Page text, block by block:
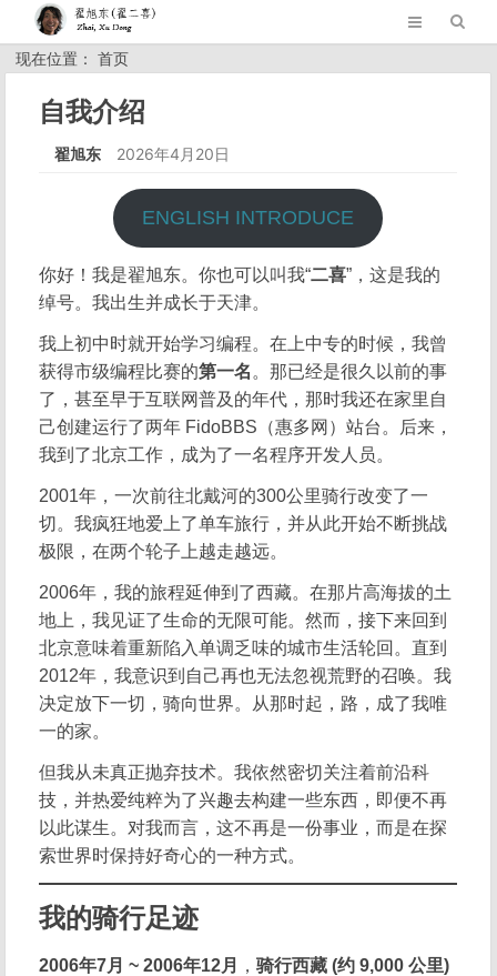
现在位置： 首页
自我介绍
翟旭东 2026年4月20日
ENGLISH INTRODUCE
你好！我是翟旭东。你也可以叫我“二喜”，这是我的
绰号。我出生并成长于天津。
我上初中时就开始学习编程。在上中专的时候，我曾
获得市级编程比赛的第一名 。那已经是很久以前的事
了，甚至早于互联网普及的年代，那时我还在家里自
己创建运行了两年 FidoBBS（惠多网）站台。后来，
我到了北京工作，成为了一名程序开发人员。
2001年，一次前往北戴河的300公里骑行改变了一
切。我疯狂地爱上了单车旅行，并从此开始不断挑战
极限，在两个轮子上越走越远。
2006年，我的旅程延伸到了西藏。在那片高海拔的土
地上，我见证了生命的无限可能。然而，接下来回到
北京意味着重新陷入单调乏味的城市生活轮回。直到
2012年，我意识到自己再也无法忽视荒野的召唤。我
决定放下一切，骑向世界。从那时起，路，成了我唯
一的家。
但我从未真正抛弃技术。我依然密切关注着前沿科
技，并热爱纯粹为了兴趣去构建一些东西，即便不再
以此谋生。对我而言，这不再是一份事业，而是在探
索世界时保持好奇心的一种方式。
我的骑行足迹
2006年7月 ~ 2006年12月 ，骑行西藏 (约 9,000 公里)